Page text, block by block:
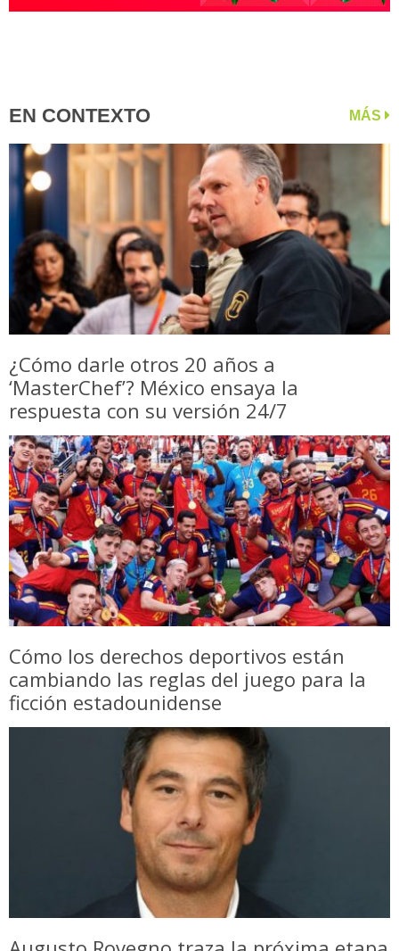
EN CONTEXTO MÁS
¿Cómo darle otros 20 años a
‘MasterChef’? México ensaya la
respuesta con su versión 24/7
Cómo los derechos deportivos están
cambiando las reglas del juego para la
ficción estadounidense